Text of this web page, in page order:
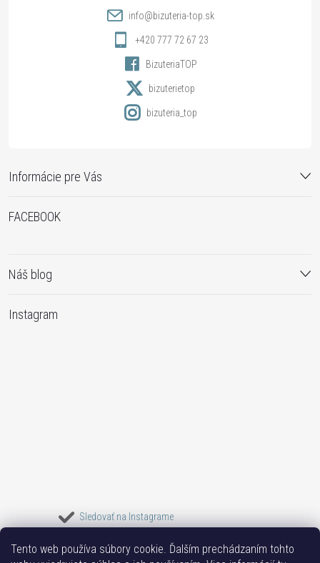
Tento web používa súbory cookie. Ďalším prechádzaním tohto
Informácie pre Vás
info@bizuteria-top.sk
+420 777 72 67 23
BizuteriaTOP
bizuterietop
bizuteria_top
FACEBOOK
Náš blog
Instagram
Sledovať na Instagrame
Bižuterie TOP Vše k mobilu Mobil příslušenství